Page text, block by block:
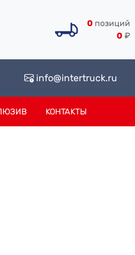
0 позиций
0 ₽
info@intertruck.ru
КОНТАКТЫ